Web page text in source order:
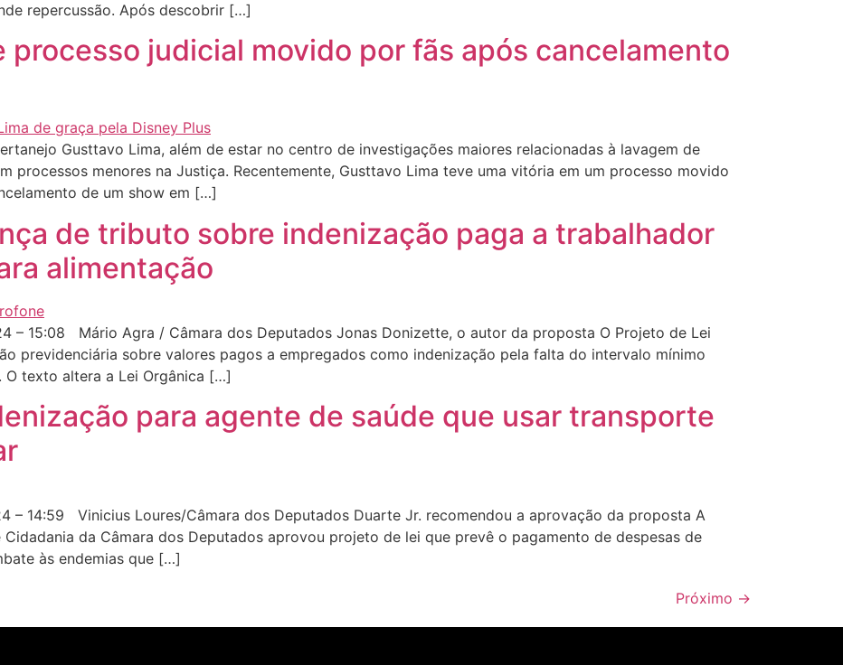
repercussão. Após descobrir […]
processo judicial movido por fãs após cancelamento
Gusttavo Lima, além de estar no centro de investigações maiores relacionadas à lavagem de
processos menores na Justiça. Recentemente, Gusttavo Lima teve uma vitória em um processo movido
de um show em […]
de tributo sobre indenização paga a trabalhador
alimentação
– 15:08 Mário Agra / Câmara dos Deputados Jonas Donizette, o autor da proposta O Projeto de Lei
previdenciária sobre valores pagos a empregados como indenização pela falta do intervalo mínimo
O texto altera a Lei Orgânica […]
para agente de saúde que usar transporte
– 14:59 Vinicius Loures/Câmara dos Deputados Duarte Jr. recomendou a aprovação da proposta A
da Câmara dos Deputados aprovou projeto de lei que prevê o pagamento de despesas de
às endemias que […]
Próximo →